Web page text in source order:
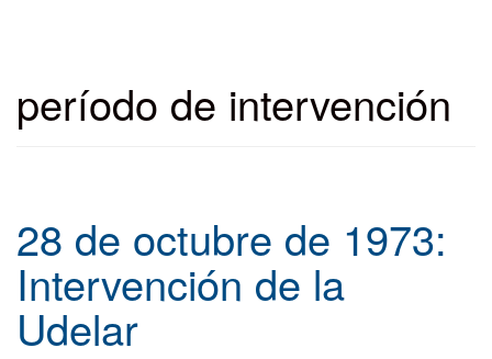
período de intervención
28 de octubre de 1973:
Intervención de la
Udelar